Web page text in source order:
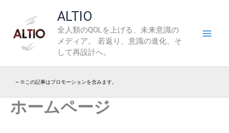
ALTIO
全人類のQOLを上げる、未来意識の
メディア。 若返り、意識の進化、そ
して再設計へ。
~ ※この記事はプロモーションを含みます。
ホームページ